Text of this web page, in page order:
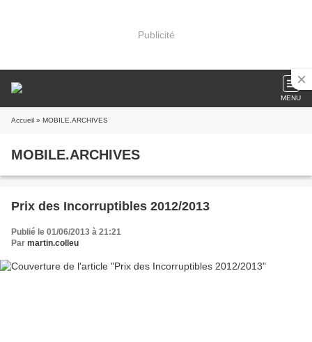
Publicité
MENU
Accueil » MOBILE.ARCHIVES
MOBILE.ARCHIVES
Prix des Incorruptibles 2012/2013
Publié le 01/06/2013 à 21:21
Par martin.colleu